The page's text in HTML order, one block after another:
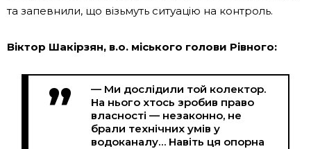
та запевнили, що візьмуть ситуацію на контроль.
Віктор Шакірзян, в.о. міського голови Рівного:
— Ми дослідили той колектор.
На нього хтось зробив право
власності — незаконно, не
брали технічних умів у
водоканалу… Навіть ця опорна